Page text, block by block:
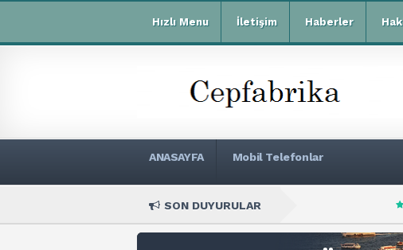
Hızlı Menu İletişim Haberler
ANASAYFA Mobil Telefonlar
SON DUYURULAR Xiaomi Redmi